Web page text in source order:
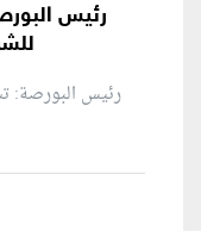
رئيس
رئيس البورصة: